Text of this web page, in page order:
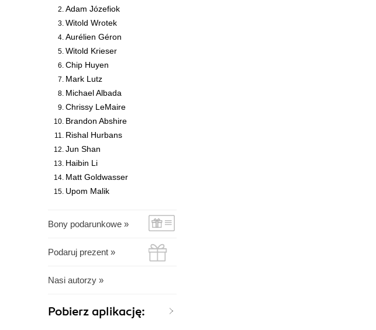
Adam Józefiok
Witold Wrotek
Aurélien Géron
Witold Krieser
Chip Huyen
Mark Lutz
Michael Albada
Chrissy LeMaire
Brandon Abshire
Rishal Hurbans
Jun Shan
Haibin Li
Matt Goldwasser
Upom Malik
Bony podarunkowe »
Podaruj prezent »
Nasi autorzy »
Pobierz aplikację: